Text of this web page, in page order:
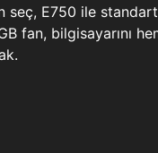
seç, E750 ile
fan, bilgisayarını